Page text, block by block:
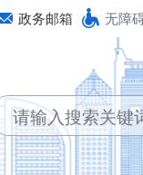
政务邮箱 无障